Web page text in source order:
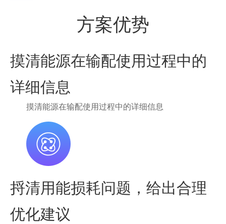
方案优势
摸清能源在输配使用过程中的
详细信息
摸清能源在输配使用过程中的详细信息
捋清用能损耗问题，给出合理
优化建议